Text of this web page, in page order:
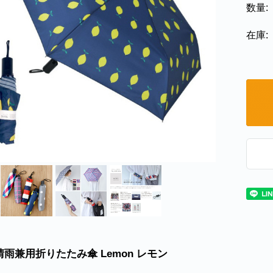
数量:
在庫:
雨兼用折りたたみ傘 Lemon レモン